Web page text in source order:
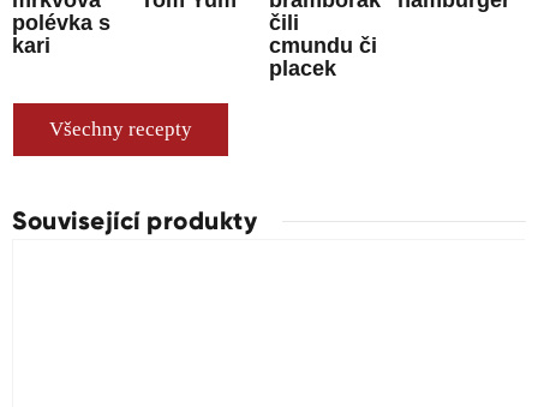
Související produkty
polévka s
kari
čili
cmundu či
placek
Všechny recepty